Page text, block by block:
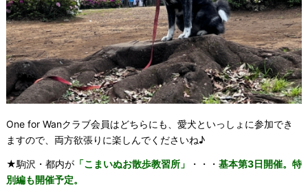
One for Wanクラブ会員はどちらにも、愛犬といっしょに参加でき
ますので、両方欲張りに楽しんでくださいね♪
★駒沢・都内が「こまいぬお散歩教習所」 ・・・ 基本第3日開催。特
別編も開催予定。